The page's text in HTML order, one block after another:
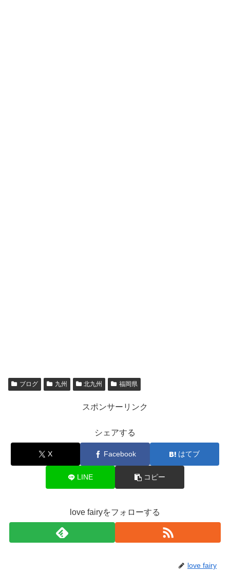
ブログ 九州 北九州 福岡県
スポンサーリンク
シェアする
X Facebook はてブ
LINE コピー
love fairyをフォローする
love fairy